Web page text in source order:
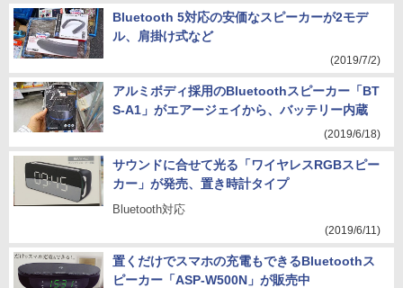
Bluetooth 5対応の安価なスピーカーが2モデ
ル、肩掛け式など
(2019/7/2)
アルミボディ採用のBluetoothスピーカー「BT
S-A1」がエアージェイから、バッテリー内蔵
(2019/6/18)
サウンドに合せて光る「ワイヤレスRGBスピー
カー」が発売、置き時計タイプ
Bluetooth対応
(2019/6/11)
置くだけでスマホの充電もできるBluetoothス
ピーカー「ASP-W500N」が販売中